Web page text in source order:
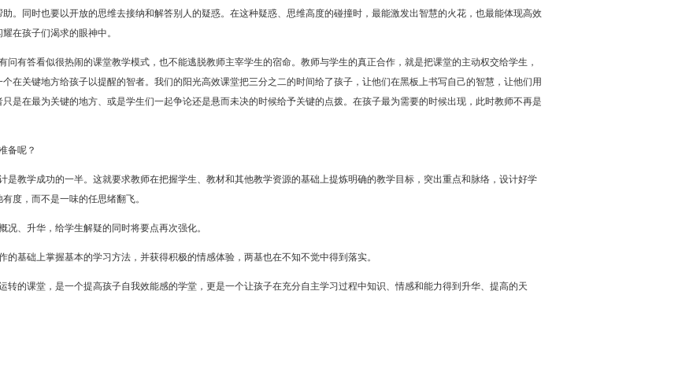
。同时也要以开放的思维去接纳和解答别人的疑惑。在这种疑惑、思维高度的碰撞时，最能激发出智慧的火花，也最能体现高效
在孩子们渴求的眼神中。
问有答看似很热闹的课堂教学模式，也不能逃脱教师主宰学生的宿命。教师与学生的真正合作，就是把课堂的主动权交给学生，
在关键地方给孩子以提醒的智者。我们的阳光高效课堂把三分之二的时间给了孩子，让他们在黑板上书写自己的智慧，让他们用
是在最为关键的地方、或是学生们一起争论还是悬而未决的时候给予关键的点拨。在孩子最为需要的时候出现，此时教师不再是
备呢？
是教学成功的一半。这就要求教师在把握学生、教材和其他教学资源的基础上提炼明确的教学目标，突出重点和脉络，设计好学
度，而不是一味的任思绪翻飞。
、升华，给学生解疑的同时将要点再次强化。
基础上掌握基本的学习方法，并获得积极的情感体验，两基也在不知不觉中得到落实。
转的课堂，是一个提高孩子自我效能感的学堂，更是一个让孩子在充分自主学习过程中知识、情感和能力得到升华、提高的天